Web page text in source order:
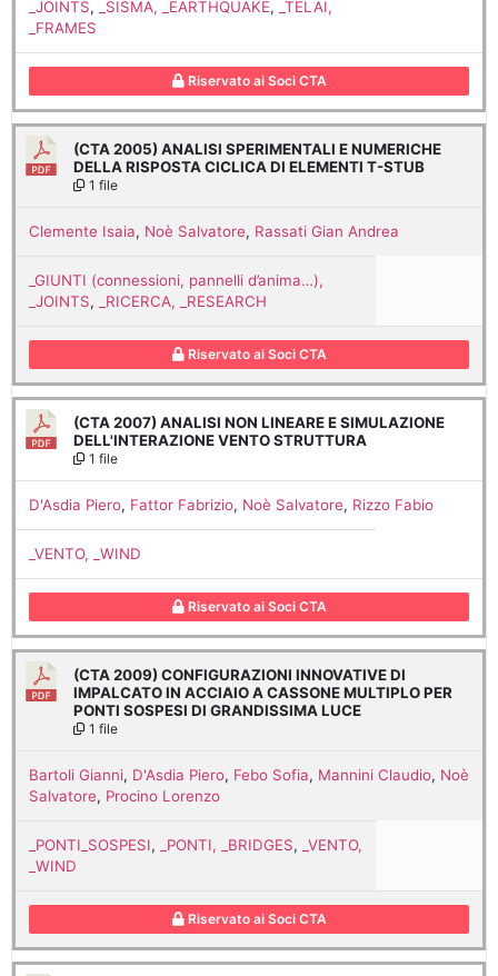
_JOINTS, _SISMA, _EARTHQUAKE,
_TELAI,
_FRAMES
Riservato ai Soci CTA
(CTA 2005) ANALISI SPERIMENTALI E NUMERICHE
DELLA RISPOSTA CICLICA DI ELEMENTI T-STUB
1 file
Clemente Isaia, Noè Salvatore, Rassati Gian Andrea
_GIUNTI (connessioni, pannelli d’anima…),
_JOINTS, _RICERCA, _RESEARCH
Riservato ai Soci CTA
(CTA 2007) ANALISI NON LINEARE E SIMULAZIONE
DELL'INTERAZIONE VENTO STRUTTURA
1 file
D'Asdia Piero, Fattor Fabrizio, Noè Salvatore, Rizzo Fabio
_VENTO, _WIND
Riservato ai Soci CTA
(CTA 2009) CONFIGURAZIONI INNOVATIVE DI
IMPALCATO IN ACCIAIO A CASSONE MULTIPLO PER
PONTI SOSPESI DI GRANDISSIMA LUCE
1 file
Bartoli Gianni, D'Asdia Piero, Febo Sofia, Mannini Claudio, Noè
Salvatore, Procino Lorenzo
_PONTI_SOSPESI, _PONTI, _BRIDGES,
_VENTO,
_WIND
Riservato ai Soci CTA